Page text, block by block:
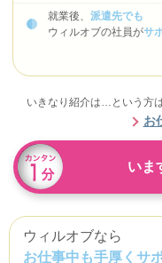
就業後、 派遣先でも
ウィルオブの社員がサ
いきなり紹介は…という方
お
いま
ウィルオブなら
お仕事中も手厚くサ